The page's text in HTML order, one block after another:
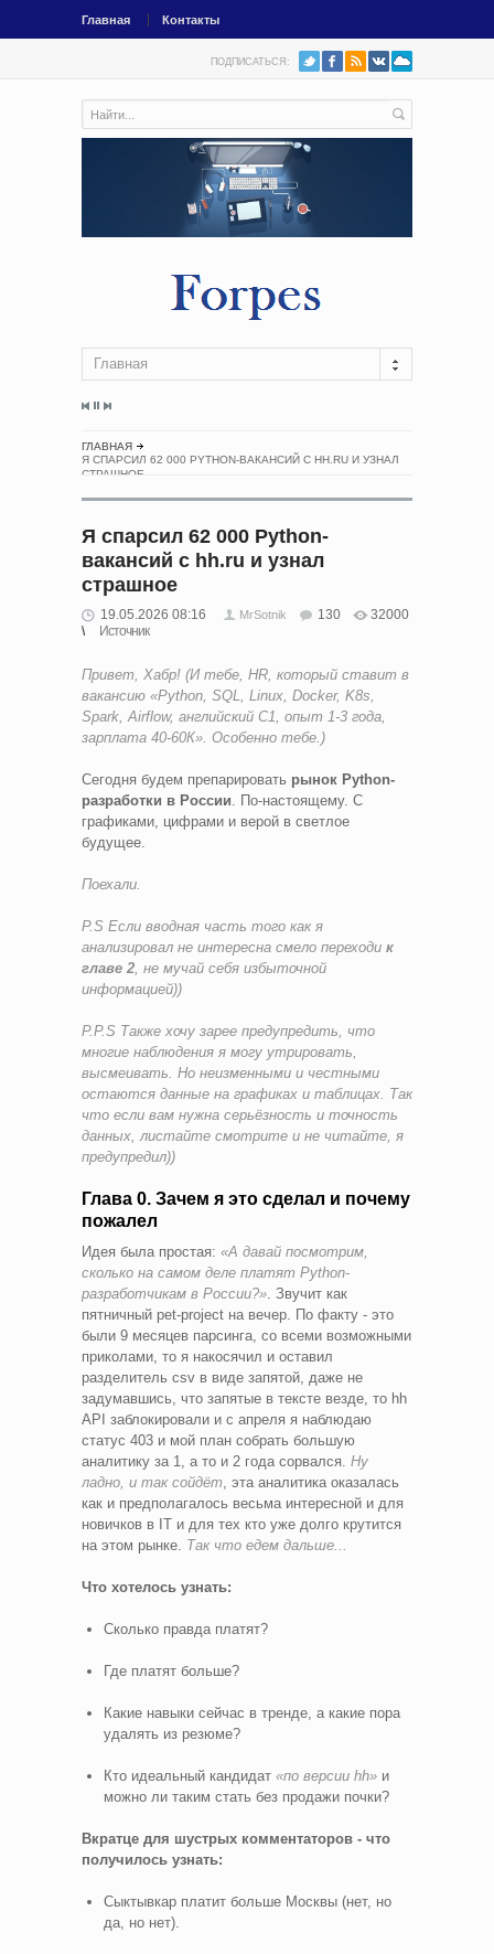
Главная Контакты
ПОДПИСАТЬСЯ:
Главная
ГЛАВНАЯ
Я СПАРСИЛ 62 000 PYTHON-ВАКАНСИЙ С HH.RU И УЗНАЛ
СТРАШНОЕ
Я спарсил 62 000 Python-
вакансий с hh.ru и узнал
страшное
19.05.2026 08:16 MrSotnik 130
32000
Источник
Привет, Хабр! (И тебе, HR, который ставит в
вакансию «Python, SQL, Linux, Docker, K8s,
Spark, Airflow, английский C1, опыт 1-3 года,
зарплата 40-60К». Особенно тебе.)
Сегодня будем препарировать рынок Python-
разработки в России . По-настоящему. С
графиками, цифрами и верой в светлое
будущее.
Поехали.
P.S Если вводная часть того как я
анализировал не интересна смело переходи к
главе 2 , не мучай себя избыточной
информацией))
P.P.S Также хочу зарее предупредить, что
многие наблюдения я могу утрировать,
высмеивать. Но неизменными и честными
остаются данные на графиках и таблицах. Так
что если вам нужна серьёзность и точность
данных, листайте смотрите и не читайте, я
предупредил))
Глава 0. Зачем я это сделал и почему
пожалел
Идея была простая: «А давай посмотрим,
сколько на самом деле платят Python-
разработчикам в России?» . Звучит как
пятничный pet-project на вечер. По факту - это
были 9 месяцев парсинга, со всеми возможными
приколами, то я накосячил и оставил
разделитель csv в виде запятой, даже не
задумавшись, что запятые в тексте везде, то hh
API заблокировали и с апреля я наблюдаю
статус 403 и мой план собрать большую
аналитику за 1, а то и 2 года сорвался. Ну
ладно, и так сойдёт , эта аналитика оказалась
как и предполагалось весьма интересной и для
новичков в IT и для тех кто уже долго крутится
на этом рынке. Так что едем дальше...
Что хотелось узнать:
Сколько правда платят?
Где платят больше?
Какие навыки сейчас в тренде, а какие пора
удалять из резюме?
Кто идеальный кандидат «по версии hh» и
можно ли таким стать без продажи почки?
Вкратце для шустрых комментаторов - что
получилось узнать:
Сыктывкар платит больше Москвы (нет, но
да, но нет).